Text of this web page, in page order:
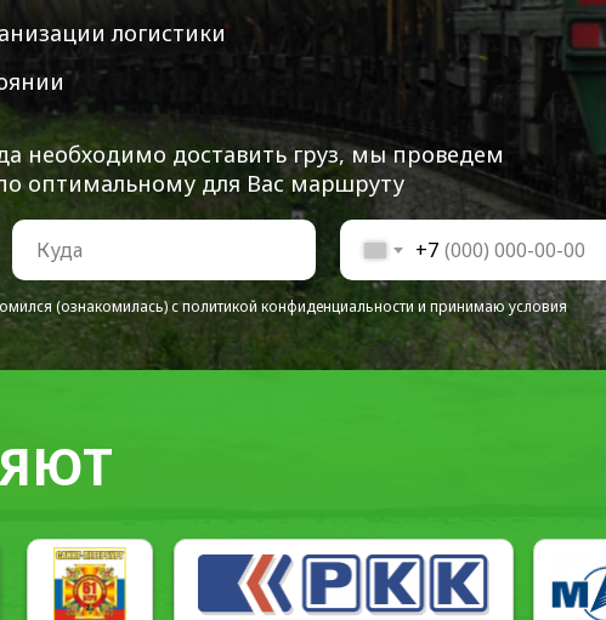
необходимо доставить груз, мы проведем
оптимальному для Вас маршруту
логистики
+7
(ознакомилась)с политикой конфиденциальности и принимаю условия